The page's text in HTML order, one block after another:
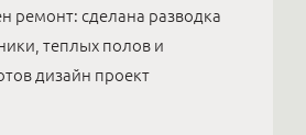
ремонт: сделана разводка
теплых полов и
дизайн проект